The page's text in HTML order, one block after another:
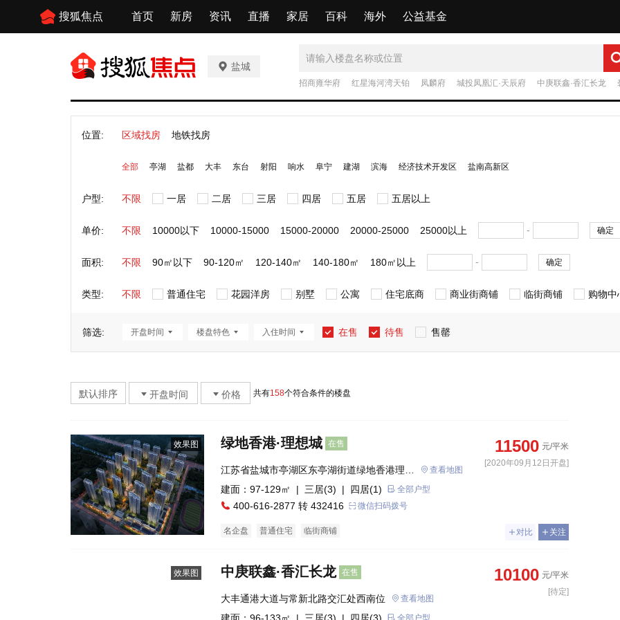
搜狐焦点 首页 新房 资讯 直播 家居 百科 海外 公益基金
盐城
招商雍华府 红星海河湾天铂 凤麟府 城投凤凰汇·天辰府 中庚联鑫·香汇长龙
位置: 区域找房 地铁找房
全部 亭湖 盐都 大丰 东台 射阳 响水 阜宁 建湖 滨海 经济技术开发区 盐南高新区
户型: 不限 一居 二居 三居 四居 五居 五居以上
单价: 不限 10000以下 10000-15000 15000-20000 20000-25000 25000以上 - 确定
面积: 不限 90㎡以下 90-120㎡ 120-140㎡ 140-180㎡ 180㎡以上 - 确定
类型: 不限 普通住宅 花园洋房 别墅 公寓 住宅底商 商业街商铺 临街商铺 购物中
筛选: 开盘时间 楼盘特色 入住时间 在售 待售 售罄
默认排序 开盘时间 价格 共有158个符合条件的楼盘
效果图 绿地香港·理想城 在售 11500 元/平米
[2020年09月12日开盘]
江苏省盐城市亭湖区东亭湖街道绿地香港理想
城(建设中)
查看地图
建面：97-129㎡ | 三居(3) | 四居(1) 全部户型
400-616-2877 转 432416 微信扫码拨号
名企盘 普通住宅 临街商铺 对比 关注
效果图 中庚联鑫·香汇长龙 在售 10100 元/平米
[待定]
大丰通港大道与常新北路交汇处西南位 查看地图
全部户型